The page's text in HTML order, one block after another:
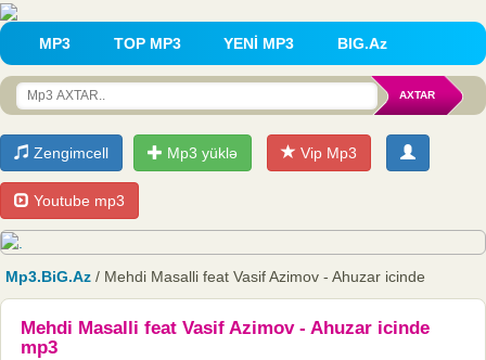
MP3 TOP MP3 YENİ MP3 BIG.Az
Zengimcell Mp3 yüklə Vip Mp3
Youtube mp3
Mp3.BiG.Az / Mehdi Masalli feat Vasif Azimov - Ahuzar icinde
Mehdi Masalli feat Vasif Azimov - Ahuzar icinde
mp3